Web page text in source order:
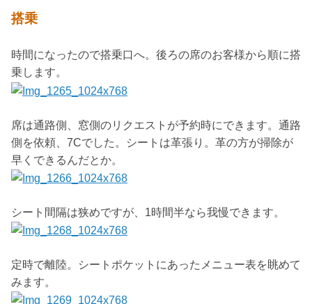
搭乗
時間になったので搭乗口へ。後ろの席のお客様から順に搭
乗します。
席は通路側、窓側のリクエストが予約時にできます。通路
側を依頼、7Cでした。シートは革張り。革の方が掃除が
早くできるんだとか。
シート間隔は狭めですが、1時間半なら我慢できます。
定時で離陸。シートポケットにあったメニュー表を眺めて
みます。